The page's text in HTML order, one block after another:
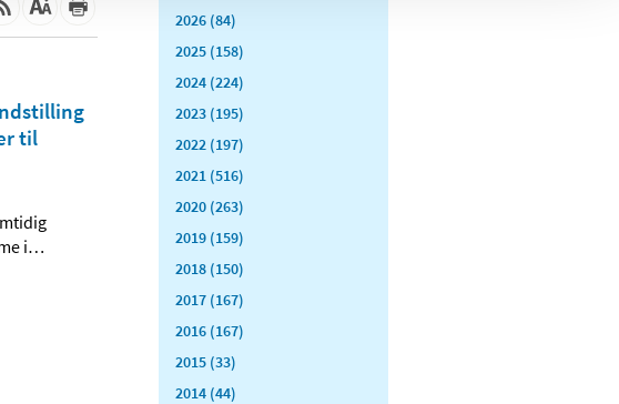
til
i…
2026 (84)
2025 (158)
2024 (224)
2023 (195)
2022 (197)
2021 (516)
2020 (263)
2019 (159)
2018 (150)
2017 (167)
2016 (167)
2015 (33)
2014 (44)